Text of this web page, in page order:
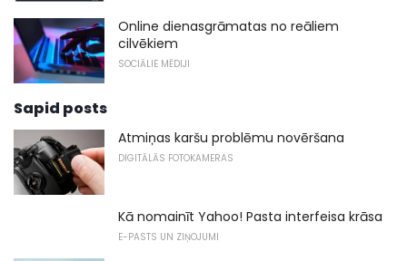
Online dienasgrāmatas no reāliem
cilvēkiem
SOCIĀLIE MĒDIJI
Sapid posts
Atmiņas karšu problēmu novēršana
DIGITĀLĀS FOTOKAMERAS
Kā nomainīt Yahoo! Pasta interfeisa krāsa
E-PASTS UN ZIŅOJUMI